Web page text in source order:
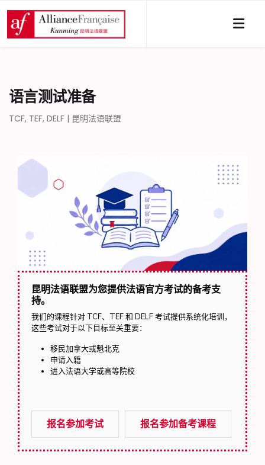
语言测试准备
TCF, TEF, DELF | 昆明法语联盟
昆明法语联盟为您提供法语官方考试的备考支
持。
我们的课程针对 TCF、TEF 和 DELF 考试提供系统化培训，
这些考试对于以下目标至关重要：
移民加拿大或魁北克
申请入籍
进入法语大学或高等院校
报名参加考试 报名参加备考课程